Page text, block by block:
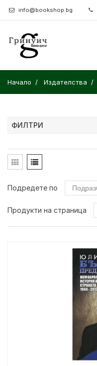
info@bookshop.bg
Начало Издателства
ФИЛТРИ
Подредете по
Продукти на страница